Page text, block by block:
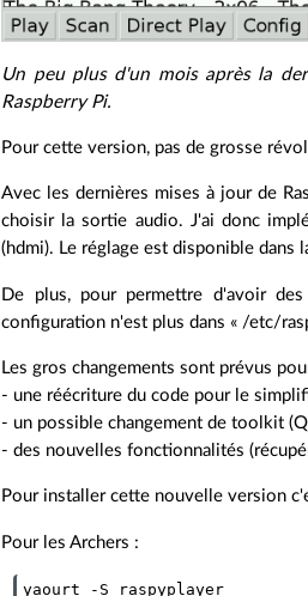
Un peu plus d'un mois après la
Raspberry Pi.
Pour cette version, pas de grosse
Avec les dernières mises à jour de
choisir la sortie audio. J'ai donc
(hdmi). Le réglage est disponible dans
De plus, pour permettre d'avoir
configuration n'est plus dans « /etc/
Les gros changements sont prévus
- une réécriture du code pour le
- un possible changement de toolkit
- des nouvelles fonctionnalités
Pour installer cette nouvelle version
Pour les Archers :